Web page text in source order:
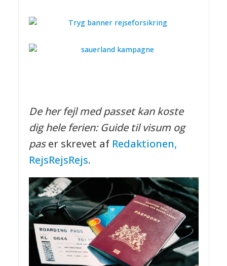
De her fejl med passet kan koste
dig hele ferien: Guide til visum og
paser skrevet af Redaktionen,
RejsRejsRejs.